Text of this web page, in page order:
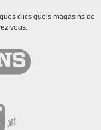
clics quels magasins de
vous.